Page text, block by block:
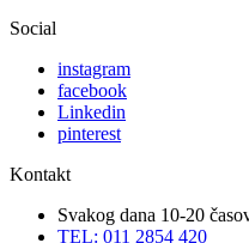
Social
instagram
facebook
Linkedin
pinterest
Kontakt
Svakog dana 10-20
TEL: 011 2854 420